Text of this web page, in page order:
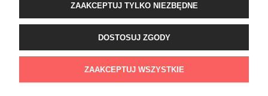
Wyposażenie łazienek Łazienki.eco | Pawła 23, 41-708 Ruda Śląska | E-mail:
sklep@lazienki.eco | Tel.: 600 012 164 lub 600 012 159 | TGS Przemysław
Stoń | NIP: 6312213594 | REGON: 276403698
ZAAKCEPTUJ TYLKO NIEZBĘDNE
DOSTOSUJ ZGODY
ZAAKCEPTUJ WSZYSTKIE